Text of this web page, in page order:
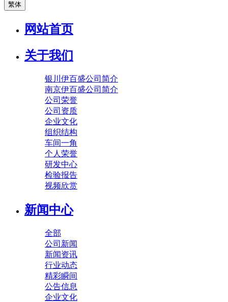
繁体
网站首页
关于我们
银川伊百盛公司简介
南京伊百盛公司简介
公司荣誉
公司资质
企业文化
组织结构
车间一角
个人荣誉
研发中心
检验报告
视频欣赏
新闻中心
全部
公司新闻
新闻资讯
行业动态
精彩瞬间
公告信息
企业文化